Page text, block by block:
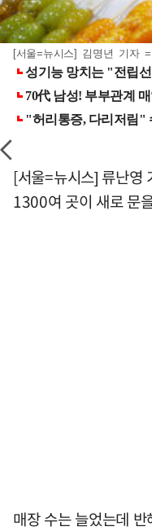
[서울=뉴시스] 김명년 기자
[서울=뉴시스] 류난
1300여 곳이 새로 문
매장 수는 늘었는데